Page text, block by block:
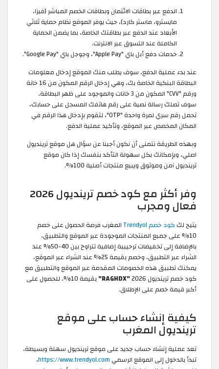
الدفع عبر بطاقات الائتمان وبطاقات الخصم المباشر (فيزا،
مايسترو، ماستر كارد)، حيث يوفر الموقع نظام حماية ثلاثي
الأبعاد عند الدفع عبر بطاقتك الخاصة، بما يضمن الحماية
الكاملة عند التسوق عبر الانترنت.
خدمات دفع أبل باي "Apple Pay"، وجوجل باي "Google Pay".
عند بدء عملية الدفع، سوف يطلب منك الموقع إدخال معلومات
البطاقة البنكية الخاصة بك، وهي إدخال الرقم المكون من 16 خانة
ورقم "CVV" المكون من 3 خانات والموجود على ظهر البطاقة،
سوف تصلك رسالة نصية على رقم هاتفك المسجل على حسابك،
تحمل رقم سري لمرة واحدة "OTP"، لتقوم بإدخال هذا الرقم في
المكان المخصص عبر الموقع، وتأكيد عملية الدفع.
وبهذه الطريقة نتمنى أن نكون أجبنا عن سؤال هل موقع ترينديول
اصلي، وبإمكانك بكل سهولة التأكد بنفسك إذا كان موقع
ترينديول آمن وموثوق ويبيع منتجات أصلية 100%.
وفر أكثر مع كود خصم ترينديول 2026
فعال ومجرب
يتيح لك كود خصم Trendyol
المغرب فرصة الحصول على خصم
10% على جميع المنتجات الموجودة عبر الموقع والتطبيق،
بالإضافة إلى تخفيضات ترحيبية إضافية تتراوح بين 40-50% عند
الشراء عبر التطبيق، وخصم بقيمة 25% عند الشراء عبر الموقع،
يمكنك تطبيق هذه الخصومات المقدمة عبر الموقع والتطبيق مع
كود خصم ترينديول 2026
"RAGHDX"
بقيمة 10%، للحصول على
أكبر قيمة خصم على الإطلاق.
كيفية إنشاء حساب على موقع
ترينديول المغرب
تعد عملية إنشاء حساب جديد على موقع ترينديول سهلة وبسيطة،
تبدأ بالدخول إلى الموقع الرسمي https://www.trendyol.com،